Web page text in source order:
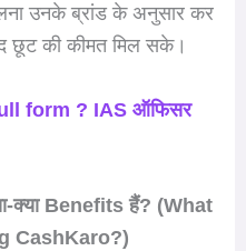
उनके ब्रांड के अनुसार कर
छूट की कीमत मिल सके।
form ? IAS ऑफिसर
क्या Benefits हैं? (What
CashKaro?)